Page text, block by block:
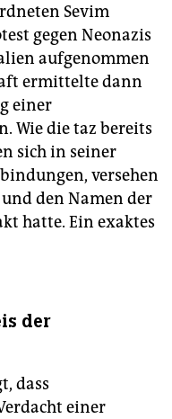
Sevim
gegen Neonazis
aufgenommen
ermittelte dann
einer
Wie die taz bereits
sich in seiner
versehen
den Namen der
hatte. Ein exaktes
der
dass
einer